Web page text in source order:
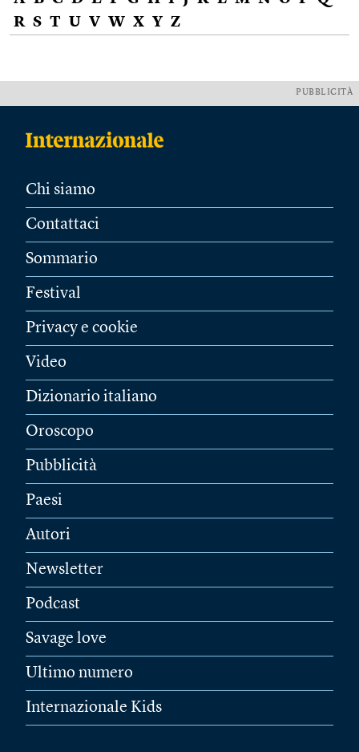
R S T U V W X Y Z
PUBBLICITÀ
Chi siamo
Contattaci
Sommario
Festival
Privacy e cookie
Video
Dizionario italiano
Oroscopo
Pubblicità
Paesi
Autori
Newsletter
Podcast
Savage love
Ultimo numero
Internazionale Kids